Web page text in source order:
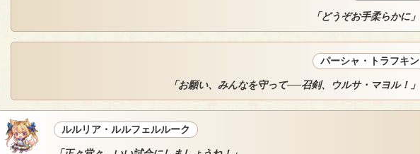
「どうぞお手柔らかに」
パーシャ・トラフキン
「お願い、みんなを守って──召剣、ウルサ・マヨル！」
ルルリア・ルルフェルルーク